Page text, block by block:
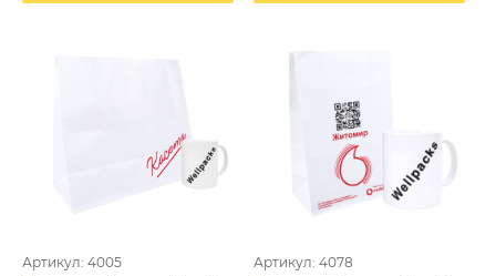
Артикул: 4005 Артикул: 4078